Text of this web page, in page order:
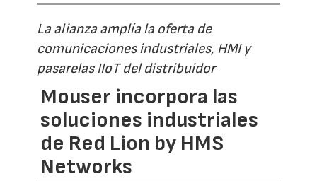
La alianza amplía la oferta de
comunicaciones industriales, HMI y
pasarelas IIoT del distribuidor
Mouser incorpora las
soluciones industriales
de Red Lion by HMS
Networks